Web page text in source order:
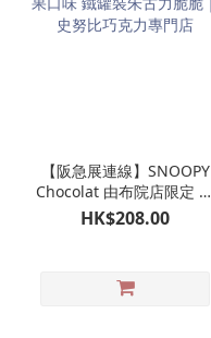
【阪急展連線】SNOOPY
Chocolat 由布院店限定 開
心果口味 鐵罐裝朱古力脆
脆｜史努比巧克力專門店
HK$208.00